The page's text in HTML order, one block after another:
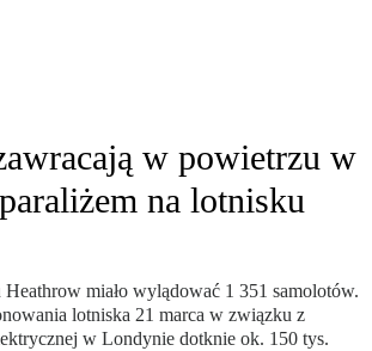
w powietrzu w
na lotnisku
miało wylądować 1 351 samolotów.
lotniska 21 marca w związku z
w Londynie dotknie ok. 150 tys.